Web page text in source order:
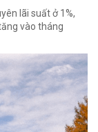
lãi suất ở 1%,
vào tháng